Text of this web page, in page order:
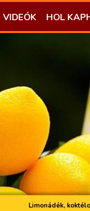
VIDEÓK HOL
Limonádék,